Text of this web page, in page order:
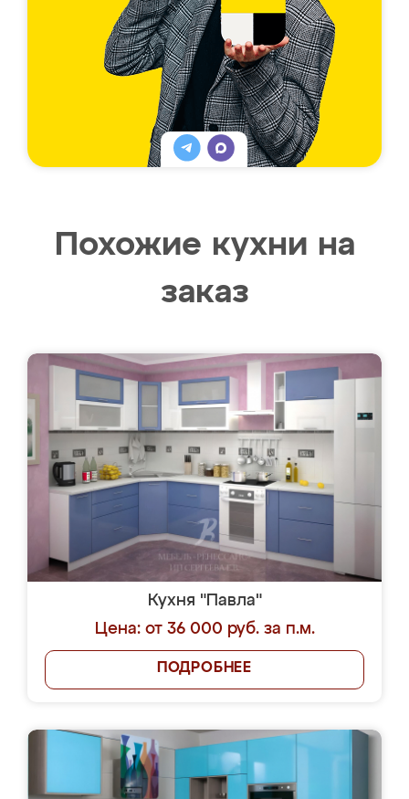
Похожие кухни на
заказ
Кухня "Павла"
Цена: от 36 000 руб. за п.м.
ПОДРОБНЕЕ